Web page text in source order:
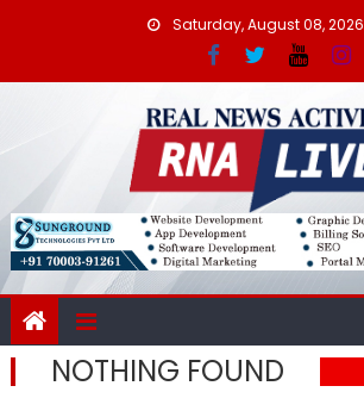
Saturday, August 08, 2026
NOTHING FOUND